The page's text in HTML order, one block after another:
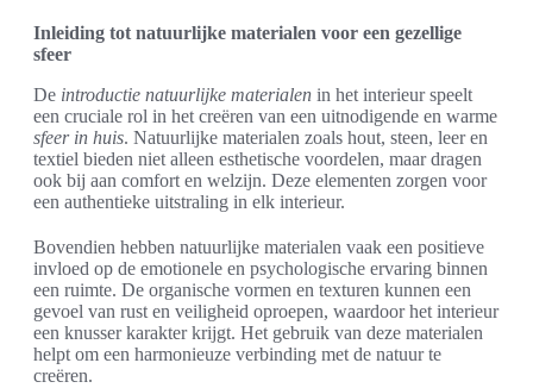
Inleiding tot natuurlijke materialen voor een gezellige
sfeer
De introductie natuurlijke materialen in het interieur speelt
een cruciale rol in het creëren van een uitnodigende en warme
sfeer in huis. Natuurlijke materialen zoals hout, steen, leer en
textiel bieden niet alleen esthetische voordelen, maar dragen
ook bij aan comfort en welzijn. Deze elementen zorgen voor
een authentieke uitstraling in elk interieur.
Bovendien hebben natuurlijke materialen vaak een positieve
invloed op de emotionele en psychologische ervaring binnen
een ruimte. De organische vormen en texturen kunnen een
gevoel van rust en veiligheid oproepen, waardoor het interieur
een knusser karakter krijgt. Het gebruik van deze materialen
helpt om een harmonieuze verbinding met de natuur te
creëren.